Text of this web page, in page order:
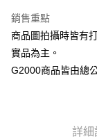
台新國際商業銀行
台灣樂天信用卡公
全盈+PAY
AFTEE先享後付
相關說明
２．便利：只要手
銷售重點
商品圖拍攝時皆有
實品為主。
G2000商品皆由總
詳細